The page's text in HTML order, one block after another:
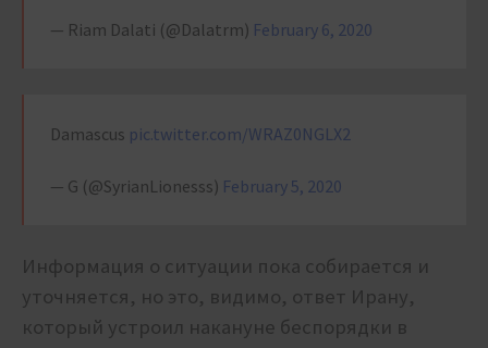
— Riam Dalati (@Dalatrm) February 6, 2020
Damascus pic.twitter.com/WRAZ0NGLX2
— G (@SyrianLionesss) February 5, 2020
Информация о ситуации пока собирается и
уточняется, но это, видимо, ответ Ирану,
который устроил накануне беспорядки в